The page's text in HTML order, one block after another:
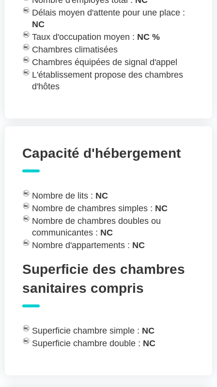
Délais moyen d'attente pour une place :
NC
Taux d'occupation moyen : NC %
Chambres climatisées
Chambres équipées de signal d'appel
L'établissement propose des chambres
d'hôtes
Capacité d'hébergement
Nombre de lits : NC
Nombre de chambres simples : NC
Nombre de chambres doubles ou
communicantes : NC
Nombre d'appartements : NC
Superficie des chambres
sanitaires compris
Superficie chambre simple : NC
Superficie chambre double : NC